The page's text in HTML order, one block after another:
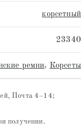
корсетный
23340
ремни, Корсеты
Почта 4–14;
получении.